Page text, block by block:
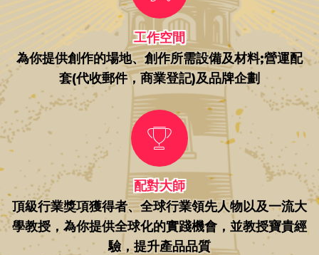
工作空間
為你提供創作的場地、創作所需設備及材料;營運配
套(代收郵件，商業登記)及品牌企劃
配對大師
頂級行業獎項獲得者、全球行業領先人物以及一流大
學教授，為你提供全球化的實踐機會，並教授寶貴經
驗，提升產品品質